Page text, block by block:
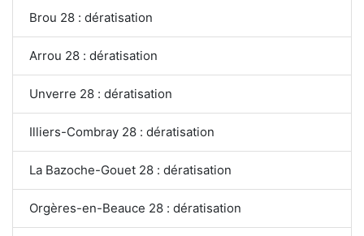
Brou 28 : dératisation
Arrou 28 : dératisation
Unverre 28 : dératisation
Illiers-Combray 28 : dératisation
La Bazoche-Gouet 28 : dératisation
Orgères-en-Beauce 28 : dératisation